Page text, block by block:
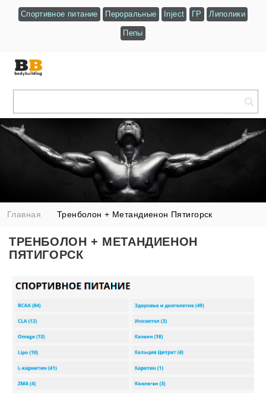
Спортивное питание Пероральные Inject ГР Липолики
Пепы
Главная Тренболон + Метандиенон Пятигорск
ТРЕНБОЛОН + МЕТАНДИЕНОН
ПЯТИГОРСК